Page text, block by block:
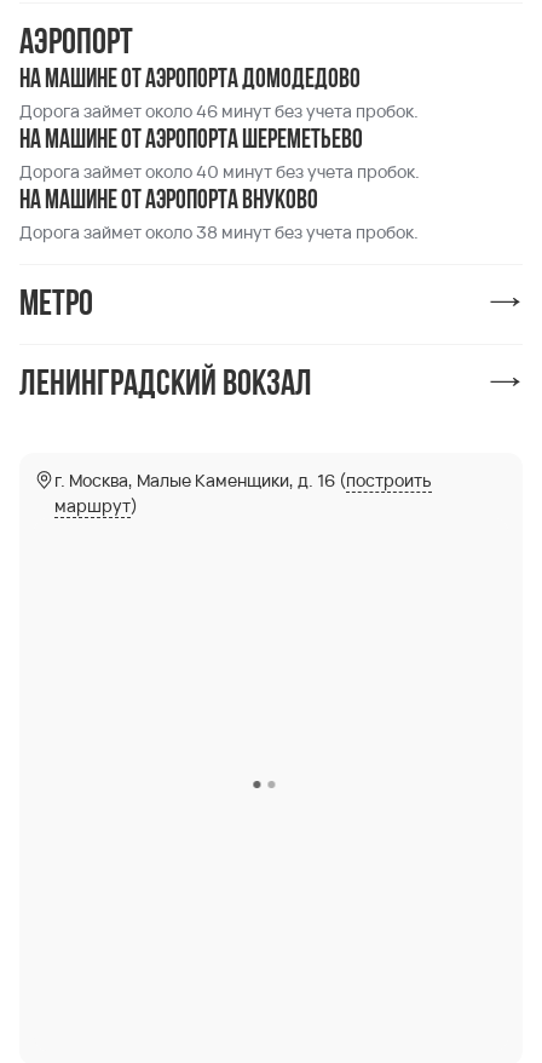
Аэропорт
На машине от аэропорта Домодедово
Дорога займет около 46 минут без учета пробок.
На машине от аэропорта Шереметьево
Дорога займет около 40 минут без учета пробок.
На машине от аэропорта Внуково
Дорога займет около 38 минут без учета пробок.
Метро
Ленинградский вокзал
г. Москва, Малые Каменщики, д. 16 (построить
маршрут)